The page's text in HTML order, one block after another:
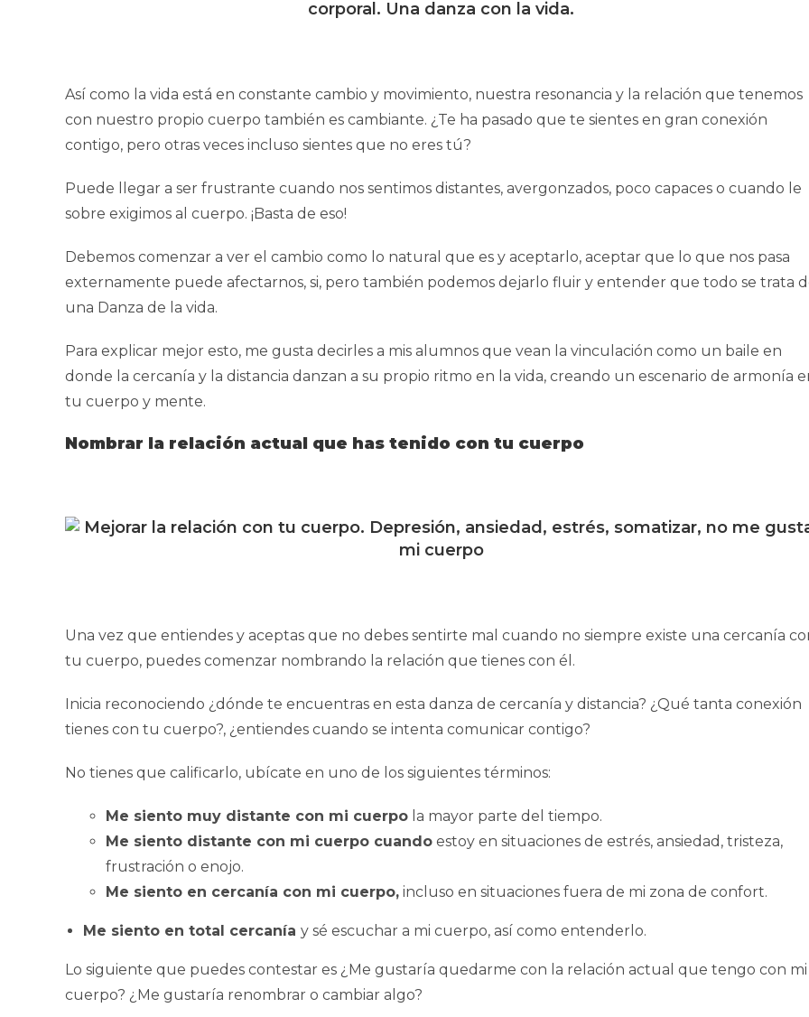
Así como la vida está en constante cambio y movimiento, nuestra resonancia y la relación que tenemos
con nuestro propio cuerpo también es cambiante. ¿Te ha pasado que te sientes en gran conexión
contigo, pero otras veces incluso sientes que no eres tú?
Puede llegar a ser frustrante cuando nos sentimos distantes, avergonzados, poco capaces o cuando le
sobre exigimos al cuerpo. ¡Basta de eso!
Debemos comenzar a ver el cambio como lo natural que es y aceptarlo, aceptar que lo que nos pasa
externamente puede afectarnos, si, pero también podemos dejarlo fluir y entender que todo se trata
una Danza de la vida.
Para explicar mejor esto, me gusta decirles a mis alumnos que vean la vinculación como un baile en
donde la cercanía y la distancia danzan a su propio ritmo en la vida, creando un escenario de armonía
tu cuerpo y mente.
Nombrar la relación actual que has tenido con tu cuerpo
Una vez que entiendes y aceptas que no debes sentirte mal cuando no siempre existe una cercanía
tu cuerpo, puedes comenzar nombrando la relación que tienes con él.
Inicia reconociendo ¿dónde te encuentras en esta danza de cercanía y distancia? ¿Qué tanta conexión
tienes con tu cuerpo?, ¿entiendes cuando se intenta comunicar contigo?
No tienes que calificarlo, ubícate en uno de los siguientes términos:
Me siento muy distante con mi cuerpo la mayor parte del tiempo.
Me siento distante con mi cuerpo cuando estoy en situaciones de estrés, ansiedad, tristeza,
frustración o enojo.
Me siento en cercanía con mi cuerpo, incluso en situaciones fuera de mi zona de confort.
Me siento en total cercanía y sé escuchar a mi cuerpo, así como entenderlo.
Lo siguiente que puedes contestar es ¿Me gustaría quedarme con la relación actual que tengo con mi
cuerpo? ¿Me gustaría renombrar o cambiar algo?